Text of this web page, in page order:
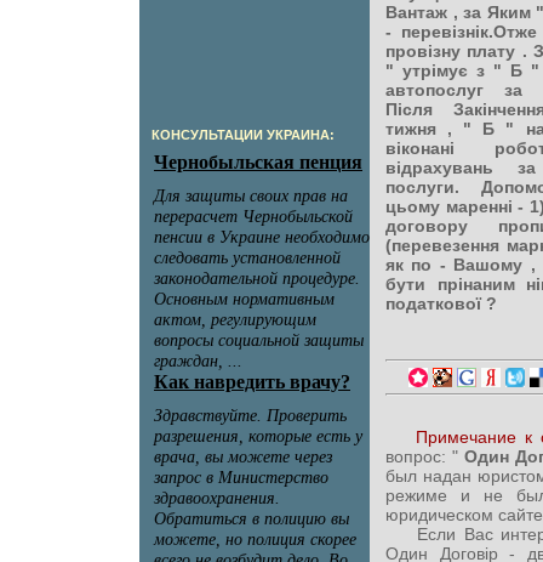
КОНСУЛЬТАЦИИ УКРАИНА:
Вантаж , за Яким
-
провізну плату
" утрімує з " Б "
автопослуг за
Після
тижня , " Б "
віконані
відрахувань за
послуги.
цьому маренні -
договору
(перевезення
як по - Вашому ,
бути прінаним
податкової ?
Примечание к
вопрос: " Один
был надан
режиме и не
юридическом
Если Вас
Один Договір -